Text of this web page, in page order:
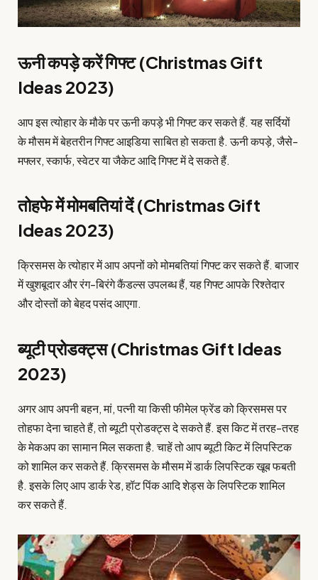
ऊनी कपड़े करें गिफ्ट (Christmas Gift
Ideas 2023)
आप इस त्योहार के मौके पर ऊनी कपड़े भी गिफ्ट कर सकते हैं. यह सर्दियों
के मौसम में बेहतरीन गिफ्ट आइडिया साबित हो सकता है. ऊनी कपड़े, जैसे-
मफ्लर, स्कार्फ, स्वेटर या जैकेट आदि गिफ्ट में दे सकते हैं.
तोहफे में मोमबतियां दें (Christmas Gift
Ideas 2023)
क्रिसमस के त्योहार में आप अपनों को मोमबतियां गिफ्ट कर सकते हैं. बाजार
में खुशबूदार और रंग-बिरंगे कैंडल्स उपलब्ध हैं, यह गिफ्ट आपके रिश्तेदार
और दोस्तों को बेहद पसंद आएगा.
ब्यूटी प्रोडक्ट्स (Christmas Gift Ideas
2023)
अगर आप अपनी बहन, मां, पत्नी या किसी फीमेल फ्रेंड को क्रिसमस पर
तोहफा देना चाहते हैं, तो ब्यूटी प्रोडक्ट्स दे सकते हैं. इस किट में तरह-तरह
के मेकअप का सामान मिल सकता है. चाहें तो आप ब्यूटी किट में लिपस्टिक
को शामिल कर सकते हैं. क्रिसमस के मौसम में डार्क लिपस्टिक खूब फबती
है. इसके लिए आप डार्क रेड, हॉट पिंक आदि शेड्स के लिपस्टिक शामिल
कर सकते हैं.